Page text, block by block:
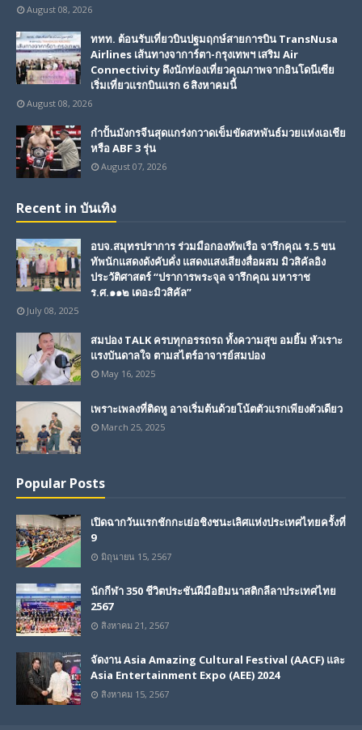
August 08, 2026
ททท. ต้อนรับเที่ยวบินปฐมฤกษ์สายการบิน TransNusa
Airlines เส้นทางจาการ์ตา-กรุงเทพฯ เสริม Air
Connectivity ดึงนักท่องเที่ยวคุณภาพจากอินโดนีเซีย
เริ่มเที่ยวแรกบินแรก 6 สิงหาคมนี้
August 08, 2026
กำปั้นมังกรจีนสุดแกร่งกวาดเข็มขัดสหพันธ์มวยแห่งเอเชีย
หรือ ABF 3 รุ่น
August 07, 2026
Recent in บันเทิง
อบจ.สมุทรปราการ ร่วมมือกองทัพเรือ จารึกคุณ ร.5 ขน
ทัพนักแสดงดังคับคั่ง แสดงแสงเสียงสื่อผสม มิวสิคัลอิง
ประวัติศาสตร์ “ปราการพระจุล จารึกคุณ มหาราช
ร.ศ.๑๑๒ เดอะมิวสิคัล”
July 08, 2025
สมปอง TALK ครบทุกอรรถรถ ทั้งความสุข อมยิ้ม หัวเราะ
แรงบันดาลใจ ตามสไตร์อาจารย์สมปอง
May 16, 2025
เพราะเพลงที่ติดหู อาจเริ่มต้นด้วยโน้ตตัวแรกเพียงตัวเดียว
March 25, 2025
Popular Posts
เปิดฉากวันแรกชักกะเย่อชิงชนะเลิศแห่งประเทศไทยครั้งที่
9
มิถุนายน 15, 2567
นักกีฬา 350 ชีวิตประชันฝีมือยิมนาสติกลีลาประเทศไทย
2567
สิงหาคม 21, 2567
จัดงาน Asia Amazing Cultural Festival (AACF) และ
Asia Entertainment Expo (AEE) 2024
สิงหาคม 15, 2567